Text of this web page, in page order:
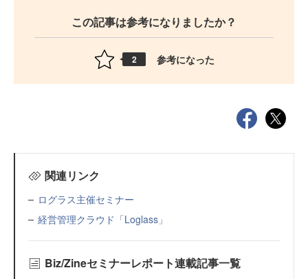
この記事は参考になりましたか？
2 参考になった
関連リンク
ログラス主催セミナー
経営管理クラウド「Loglass」
Biz/Zineセミナーレポート連載記事一覧